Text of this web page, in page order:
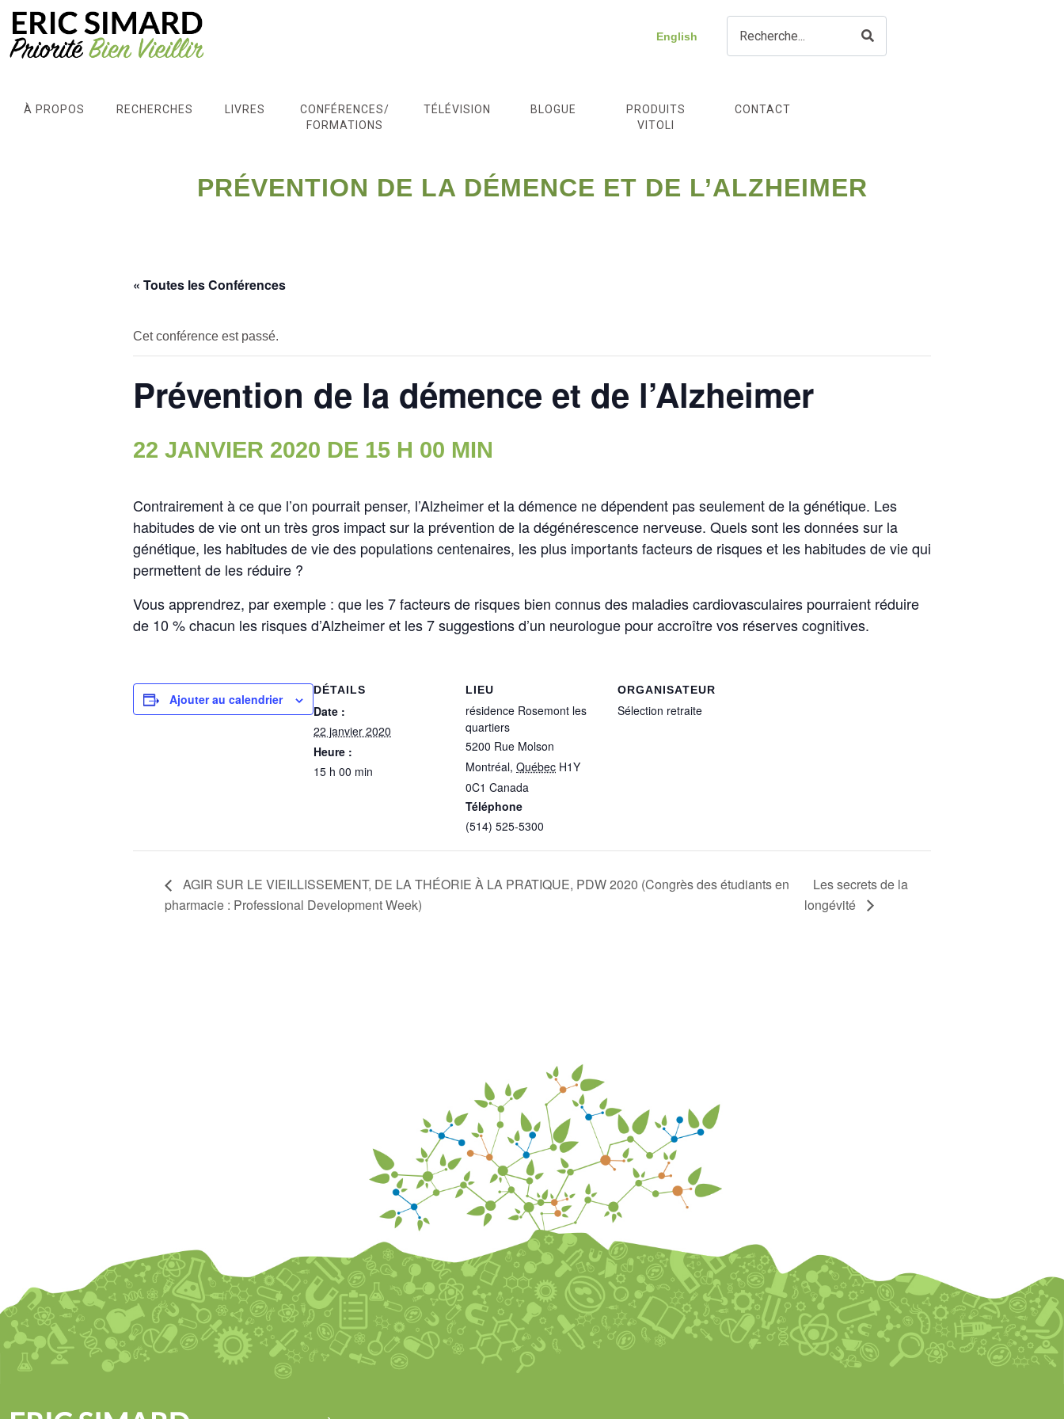
English
À PROPOS RECHERCHES LIVRES
CONFÉRENCES/
FORMATIONS
TÉLÉVISION BLOGUE
PRODUITS
VITOLI
CONTACT
PRÉVENTION DE LA DÉMENCE ET DE L’ALZHEIMER
« Toutes les Conférences
Cet conférence est passé.
Prévention de la démence et de l’Alzheimer
22 JANVIER 2020 DE 15 H 00 MIN
Contrairement à ce que l’on pourrait penser, l’Alzheimer et la démence ne dépendent pas seulement de la génétique. Les
habitudes de vie ont un très gros impact sur la prévention de la dégénérescence nerveuse. Quels sont les données sur la
génétique, les habitudes de vie des populations centenaires, les plus importants facteurs de risques et les habitudes de vie qui
permettent de les réduire ?
Vous apprendrez, par exemple : que les 7 facteurs de risques bien connus des maladies cardiovasculaires pourraient réduire
de 10 % chacun les risques d’Alzheimer et les 7 suggestions d’un neurologue pour accroître vos réserves cognitives.
Ajouter au calendrier
DÉTAILS
Date :
22 janvier 2020
Heure :
15 h 00 min
LIEU
résidence Rosemont les
quartiers
5200 Rue Molson
Montréal, Québec H1Y
0C1 Canada
Téléphone
(514) 525-5300
ORGANISATEUR
Sélection retraite
AGIR SUR LE VIEILLISSEMENT, DE LA THÉORIE À LA PRATIQUE, PDW 2020 (Congrès des étudiants en
pharmacie : Professional Development Week)
Les secrets de la
longévité